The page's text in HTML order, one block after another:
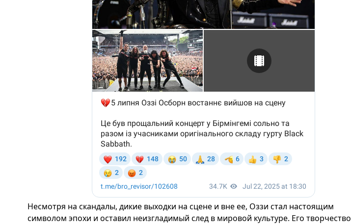
Несмотря на скандалы, дикие выходки на сцене и вне ее, Оззи стал настоящим
символом эпохи и оставил неизгладимый след в мировой культуре. Его творчество